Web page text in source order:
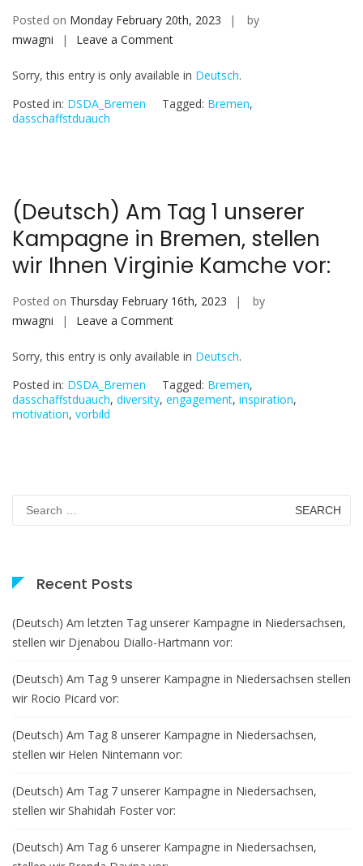
Posted on Monday February 20th, 2023
by
mwagni
Leave a Commenton
Am
2
stellen
wir
Ihnen
Dr.
Adda
Sorry, this entry is only available in Deutsch.
Posted in: DSDA_Bremen Tagged: Bremen,
dasschaffstduauch
(Deutsch) Am Tag 1 unserer
Kampagne in Bremen, stellen
wir Ihnen Virginie Kamche vor:
Posted on Thursday February 16th, 2023
by
mwagni
Leave a Commenton
Am
1
stellen
Sorry, this entry is only available in Deutsch.
Posted in: DSDA_Bremen Tagged: Bremen,
dasschaffstduauch, diversity, engagement, inspiration,
motivation, vorbild
Search
for:
Recent Posts
(Deutsch) Am letzten Tag unserer Kampagne in Niedersachsen,
stellen wir Djenabou Diallo-Hartmann vor:
(Deutsch) Am Tag 9 unserer Kampagne in Niedersachsen stellen
wir Rocio Picard vor:
(Deutsch) Am Tag 8 unserer Kampagne in Niedersachsen,
stellen wir Helen Nintemann vor:
(Deutsch) Am Tag 7 unserer Kampagne in Niedersachsen,
stellen wir Shahidah Foster vor:
(Deutsch) Am Tag 6 unserer Kampagne in Niedersachsen,